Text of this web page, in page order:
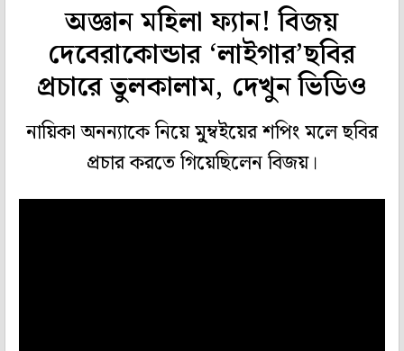
অজ্ঞান মহিলা ফ্যান! বিজয়
দেবেরাকোন্ডার ‘লাইগার’ছবির
প্রচারে তুলকালাম, দেখুন ভিডিও
নায়িকা অনন্যাকে নিয়ে মু্ম্বইয়ের শপিং মলে ছবির
প্রচার করতে গিয়েছিলেন বিজয়।